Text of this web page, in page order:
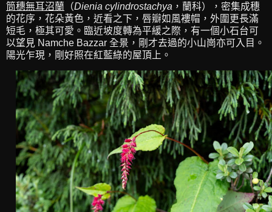
筒穗無耳沼蘭 （Dienia cylindrostachya ，蘭科），密集成穗
的花序，花朵黃色，近看之下，唇瓣如風褸帽，外圍更長滿
短毛，極其可愛。臨近坡度轉為平緩之際，有一個小石台可
以望見 Namche Bazzar 全景，剛才去過的小山崗亦可入目。
陽光乍現，剛好照在紅藍綠的屋頂上。